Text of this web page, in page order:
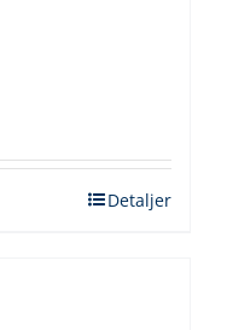
Detaljer